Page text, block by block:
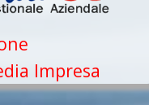
Impresa